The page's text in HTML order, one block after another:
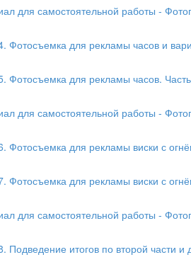
для самостоятельной работы -
Фотосъемка для рекламы часов и
Фотосъемка для рекламы часов.
для самостоятельной работы -
Фотосъемка для рекламы виски с
Фотосъемка для рекламы виски с
для самостоятельной работы -
Подведение итогов по второй части